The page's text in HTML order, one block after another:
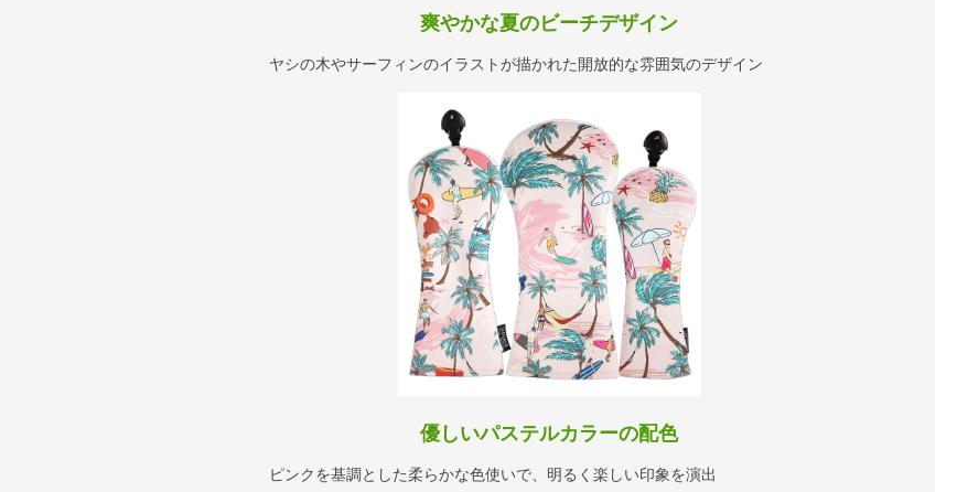
爽やかな夏のビーチデザイン
ヤシの木やサーフィンのイラストが描かれた開放的な雰囲気のデザイン
優しいパステルカラーの配色
ピンクを基調とした柔らかな色使いで、明るく楽しい印象を演出